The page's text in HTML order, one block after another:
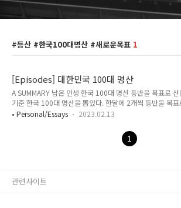
등산 #한국100대명산 #새로운목표 1
[Episodes] 대한민국 100대 명산
A SUMMARY 남은 인생 한국 100대 명산 등반을 목표로 산
기준 한국 100대 명산을 뽑았다. 한달에 2개씩 등반을 목표
실행해도 (23년 2월부터 실행) - 한달에 1번으로 급수정 (목
수 있을것 같다는 계산인데,,, - (이때까지 건강하게 살아있는
목표인 나이로 접어들었다) 과연 실행을 얼마나 할 수 있고
서 선정 공표 우선 서울을 기준으로 가까운 순으로 - 서울 >>
• Personal/Essays 2023.02.13
1
관련사이트